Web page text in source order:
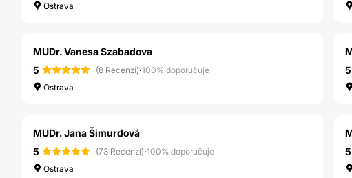
Ostrava
MUDr. Vanesa Szabadova
5
(8 Recenzí)·100% doporučuje
Ostrava
5
MUDr. Jana Šimurdová
5
(73 Recenzí)·100% doporučuje
Ostrava
5